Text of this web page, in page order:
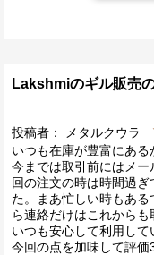
Lakshmiのギル販売
投稿者： メタルクウラ
いつも在庫が豊富にある
今までは取引前にはメ
回の注文の時は時間過
た。まあ忙しい時もあ
ら連絡だけはこれからも
いつも安心して利用して
今回の点を加味して評価3